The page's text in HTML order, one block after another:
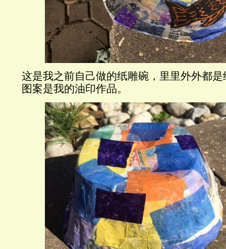
这是我之前自己做的纸雕碗，里里外外都
图案是我的油印作品。